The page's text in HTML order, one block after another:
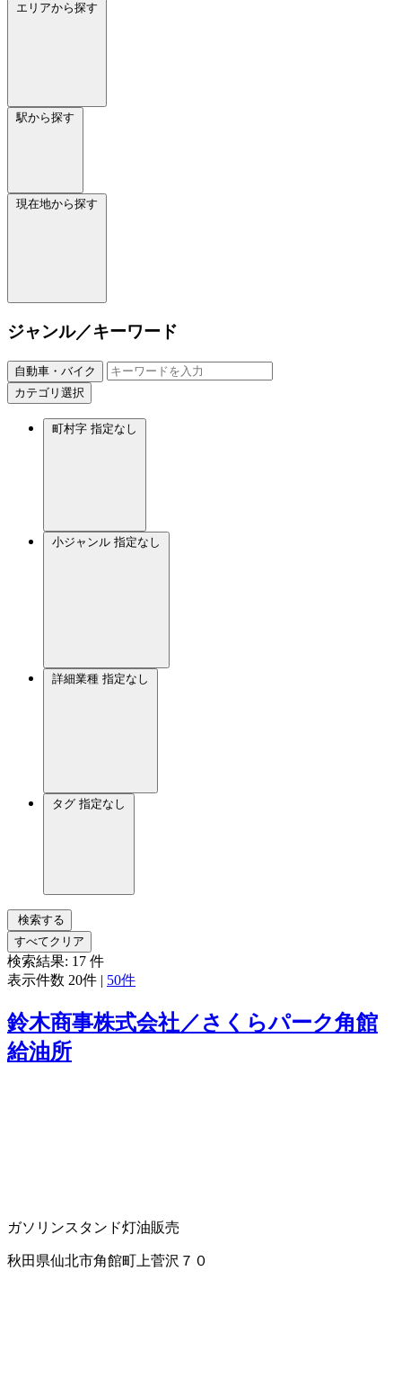
エリアから探す
駅から探す
現在地から探す
ジャンル／キーワード
自動車・バイク
カテゴリ選択
町村字 指定なし
小ジャンル 指定なし
詳細業種 指定なし
タグ 指定なし
検索する
すべてクリア
検索結果: 17 件
表示件数 20件 | 50件
鈴木商事株式会社／さくらパーク角館
給油所
ガソリンスタンド灯油販売
秋田県仙北市角館町上菅沢７０